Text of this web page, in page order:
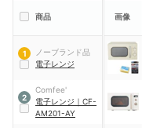
商品 画像
1
ノーブランド品
電子レンジ
2
Comfee'
電子レンジ ｜ CF-
AM201-AY